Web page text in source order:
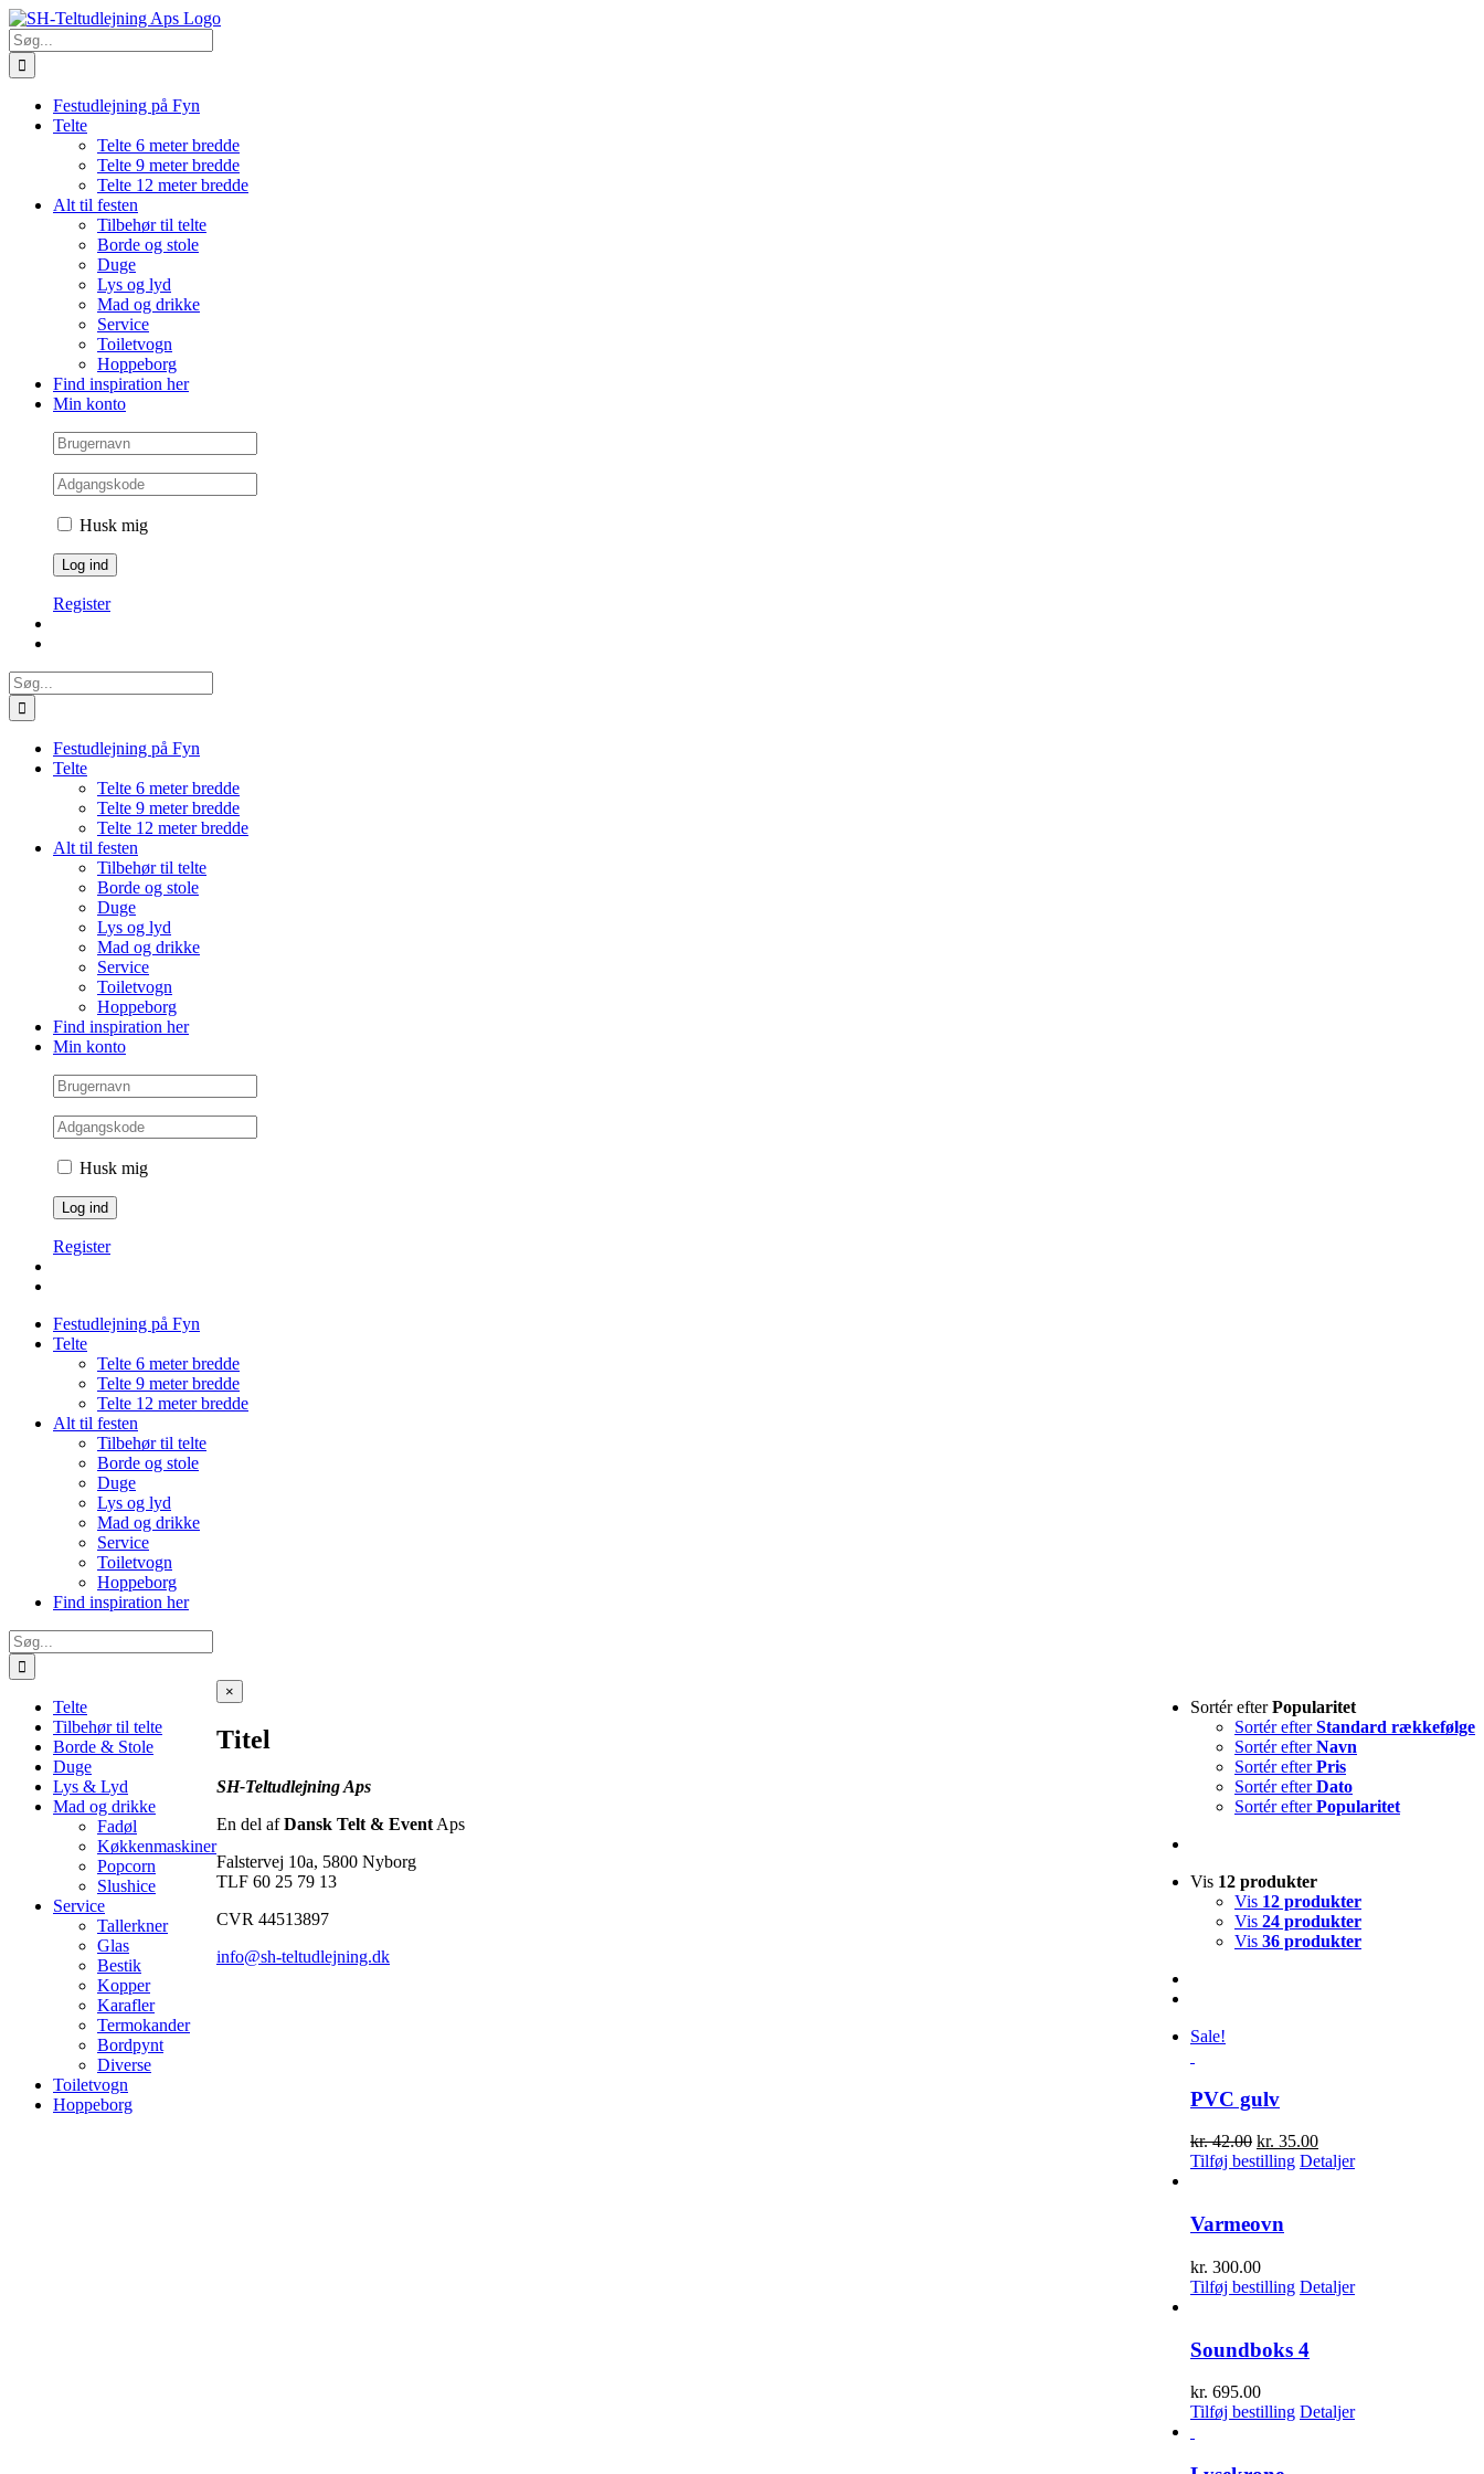
Skip
to
content
Facebook
E-
mail
Søg
efter:
Festudlejning på Fyn
Telte
Telte 6 meter bredde
Telte 9 meter bredde
Telte 12 meter bredde
Alt til festen
Tilbehør til telte
Borde og stole
Duge
Lys og lyd
Mad og drikke
Service
Toiletvogn
Hoppeborg
Find inspiration her
Min konto
Husk mig
Register
Søg
efter:
Festudlejning på Fyn
Telte
Telte 6 meter bredde
Telte 9 meter bredde
Telte 12 meter bredde
Alt til festen
Tilbehør til telte
Borde og stole
Duge
Lys og lyd
Mad og drikke
Service
Toiletvogn
Hoppeborg
Find inspiration her
Min konto
Husk mig
Register
Festudlejning på Fyn
Telte
Telte 6 meter bredde
Telte 9 meter bredde
Telte 12 meter bredde
Alt til festen
Tilbehør til telte
Borde og stole
Duge
Lys og lyd
Mad og drikke
Service
Toiletvogn
Hoppeborg
Find inspiration her
Søg
efter:
Sortér efterPopularitet
Sortér efterStandard rækkefølge
Sortér efterNavn
Sortér efterPris
Sortér efterDato
Sortér efterPopularitet
Vis 12 produkter
Vis 12 produkter
Vis 24 produkter
Vis 36 produkter
Sale!
PVC gulv
kr.42.00 Den
oprindelige
kr. 42.00.
kr. 35.00Den
aktuelle
Tilføj bestilling Detaljer
Varmeovn
kr. 300.00
Tilføj bestilling Detaljer
Soundboks 4
kr. 695.00
Tilføj bestilling Detaljer
Telte
Tilbehør til telte
Borde & Stole
Duge
Lys & Lyd
Mad og drikke
Fadøl
Køkkenmaskiner
Popcorn
Slushice
Service
Tallerkner
Glas
Bestik
Kopper
Karafler
Termokander
Bordpynt
Diverse
Toiletvogn
Hoppeborg
Close
product
view
×
Titel
SH-Teltudlejning Aps
En del afDansk Telt & Event Aps
Falstervej 10a, 5800 Nyborg
TLF 60 25 79 13
CVR 44513897
info@sh-teltudlejning.dk